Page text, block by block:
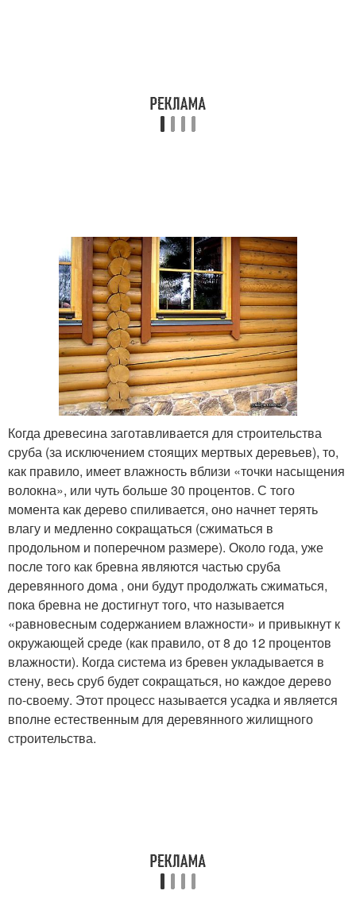
Когда древесина заготавливается для строительства
сруба (за исключением стоящих мертвых деревьев), то,
как правило, имеет влажность вблизи «точки насыщения
волокна», или чуть больше 30 процентов. С того
момента как дерево спиливается, оно начнет терять
влагу и медленно сокращаться (сжиматься в
продольном и поперечном размере). Около года, уже
после того как бревна являются частью сруба
деревянного дома , они будут продолжать сжиматься,
пока бревна не достигнут того, что называется
«равновесным содержанием влажности» и привыкнут к
окружающей среде (как правило, от 8 до 12 процентов
влажности). Когда система из бревен укладывается в
стену, весь сруб будет сокращаться, но каждое дерево
по-своему. Этот процесс называется усадка и является
вполне естественным для деревянного жилищного
строительства.